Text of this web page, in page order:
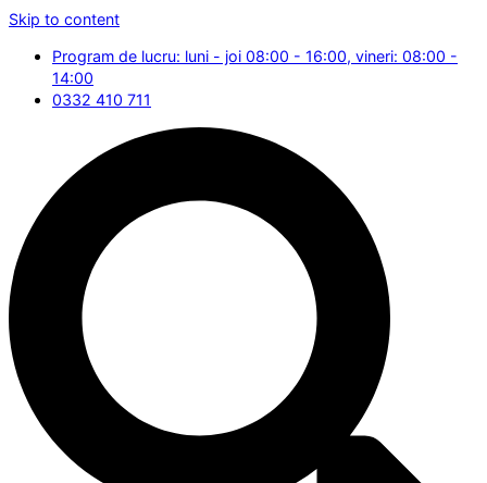
Skip to content
Program de lucru: luni - joi 08:00 - 16:00, vineri: 08:00 -
14:00
0332 410 711